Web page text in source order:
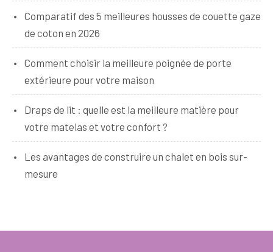
Comparatif des 5 meilleures housses de couette gaze
de coton en 2026
Comment choisir la meilleure poignée de porte
extérieure pour votre maison
Draps de lit : quelle est la meilleure matière pour
votre matelas et votre confort ?
Les avantages de construire un chalet en bois sur-
mesure